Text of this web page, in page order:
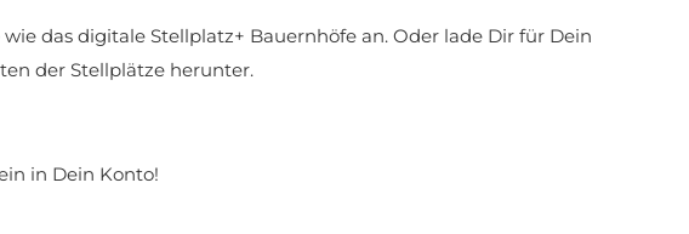
das digitale Stellplatz+ Bauernhöfe an. Oder lade Dir für Dein
der Stellplätze herunter.
in Dein Konto!